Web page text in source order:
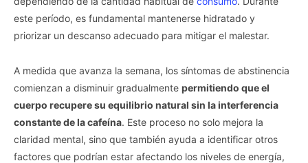
este período, es fundamental mantenerse hidratado y
priorizar un descanso adecuado para mitigar el malestar.
A medida que avanza la semana, los síntomas de abstinencia
comienzan a disminuir gradualmente permitiendo que el
cuerpo recupere su equilibrio natural sin la interferencia
constante de la cafeína. Este proceso no solo mejora la
claridad mental, sino que también ayuda a identificar otros
factores que podrían estar afectando los niveles de energía,